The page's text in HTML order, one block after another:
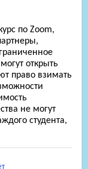
по Zoom,
открыть
право взимать
не могут
студента,